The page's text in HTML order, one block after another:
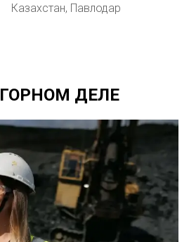
Казахстан, Павлодар
ГОРНОМ ДЕЛЕ